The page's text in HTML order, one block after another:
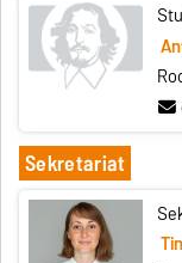
Sekretariat